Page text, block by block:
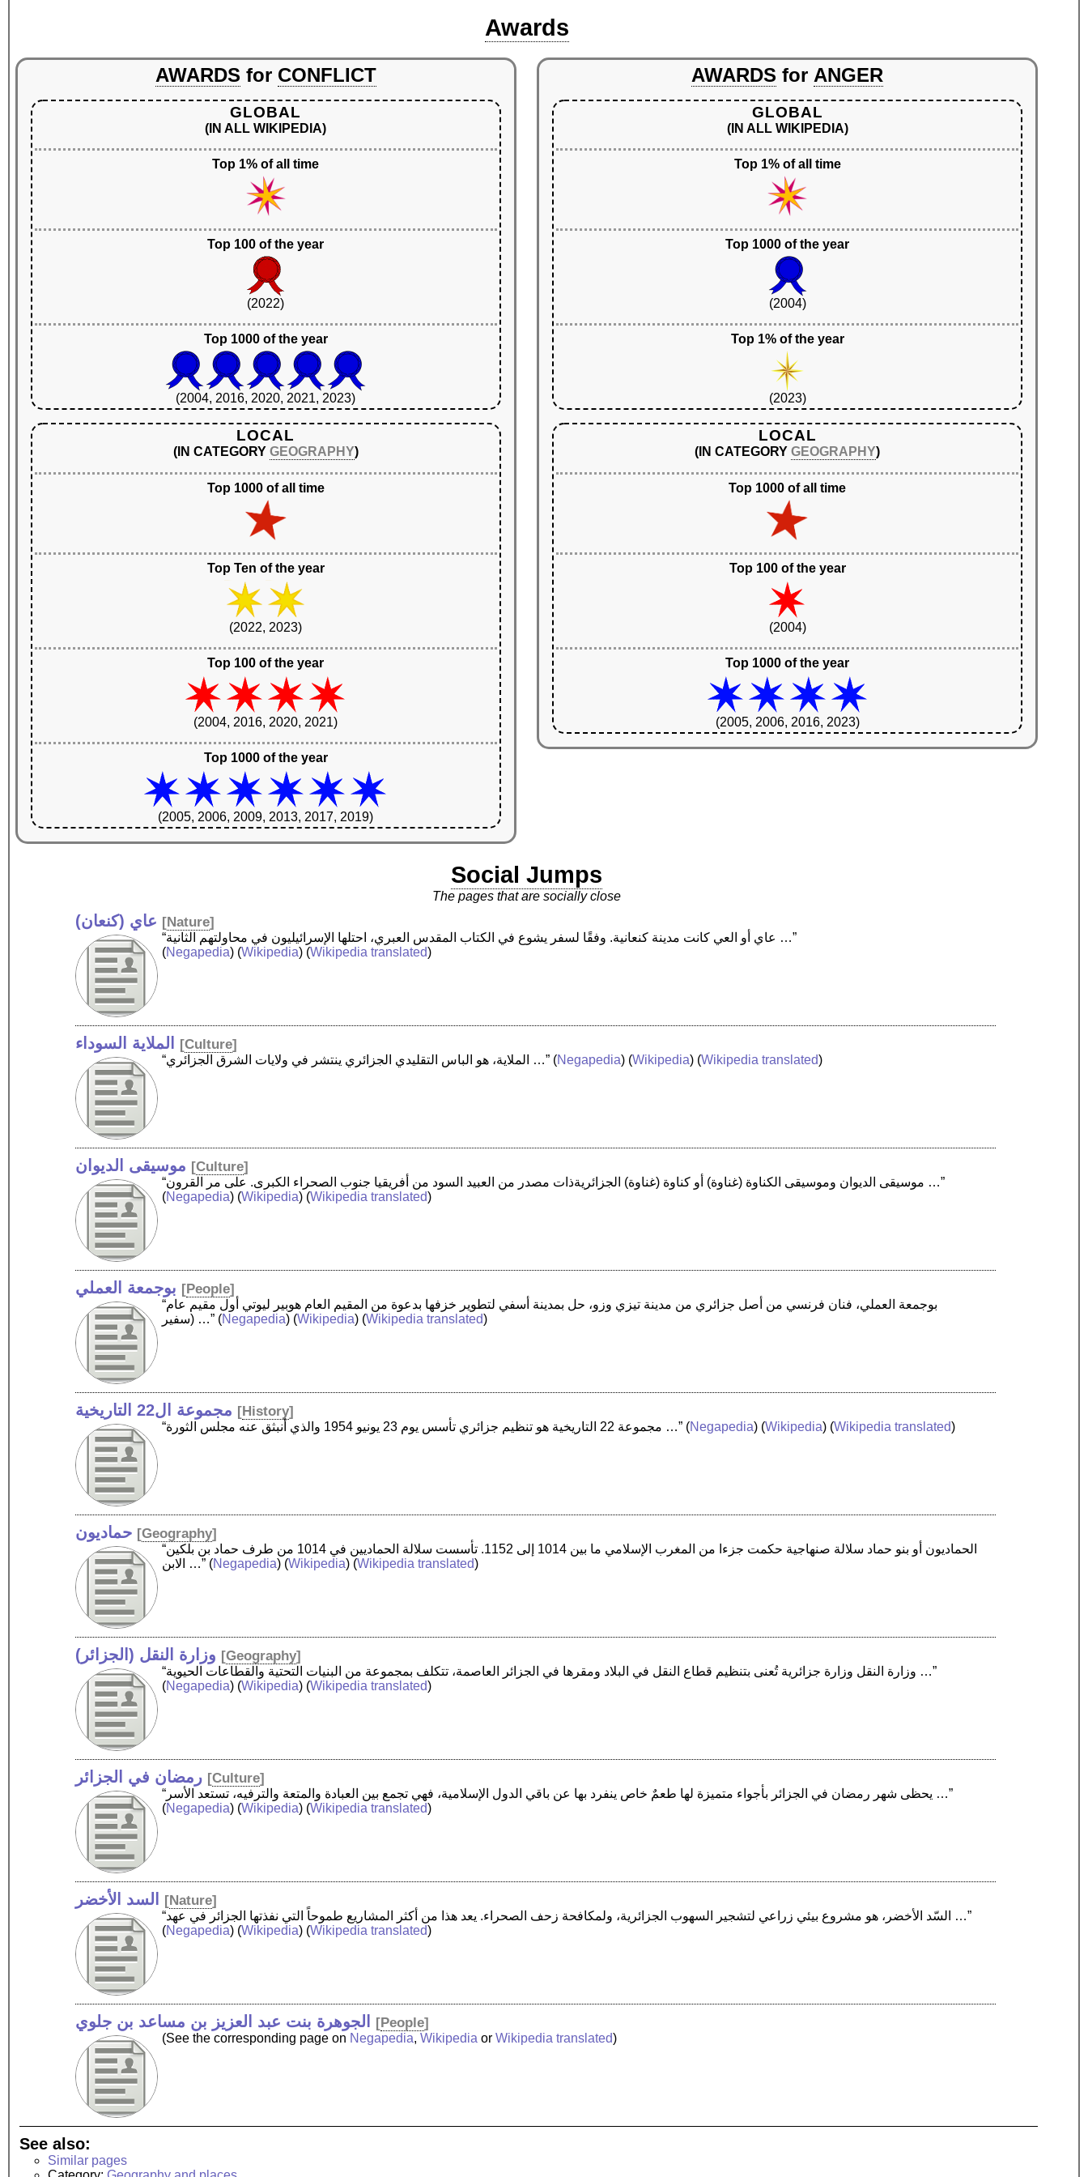
Awards
AWARDS for CONFLICT
GLOBAL
(IN ALL WIKIPEDIA)
Top 1% of all time
Top 100 of the year
(2022)
Top 1000 of the year
(2004, 2016, 2020, 2021, 2023)
LOCAL
(IN CATEGORY GEOGRAPHY)
Top 1000 of all time
Top Ten of the year
(2022, 2023)
Top 100 of the year
(2004, 2016, 2020, 2021)
Top 1000 of the year
(2005, 2006, 2009, 2013, 2017, 2019)
AWARDS for ANGER
GLOBAL
(IN ALL WIKIPEDIA)
Top 1% of all time
Top 1000 of the year
(2004)
Top 1% of the year
(2023)
LOCAL
(IN CATEGORYGEOGRAPHY)
Top 1000 of all time
Top 100 of the year
(2004)
Top 1000 of the year
(2005, 2006, 2016, 2023)
Social Jumps
The pages that are socially close
عاي (كنعان) [Nature]
“عاي أو العي كانت مدينة كنعانية. وفقًا لسفر يشوع في الكتاب المقدس العبري، احتلها الإسرائيليون في محاولتهم الثانية …”
(Negapedia) (Wikipedia) (Wikipedia translated)
الملاية السوداء [Culture]
“الملاية، هو الباس التقليدي الجزائري ينتشر في ولايات الشرق الجزائري …” (Negapedia) (Wikipedia) (Wikipedia translated)
موسيقى الديوان [Culture]
“موسيقى الديوان وموسيقى الكناوة (غناوة) أو كناوة (غناوة) الجزائريةذات مصدر من العبيد السود من أفريقيا جنوب الصحراء الكبرى. على مر القرون …”
(Negapedia) (Wikipedia) (Wikipedia translated)
بوجمعة العملي [People]
“بوجمعة العملي، فنان فرنسي من أصل جزائري من مدينة تيزي وزو، حل بمدينة أسفي لتطوير خزفها بدعوة من المقيم العام هوبير ليوتي أول مقيم عام
(سفير …” (Negapedia) (Wikipedia) (Wikipedia translated)
مجموعة ال22 التاريخية [History]
“مجموعة 22 التاريخية هو تنظيم جزائري تأسس يوم 23 يونيو 1954 والذي أنبثق عنه مجلس الثورة …” (Negapedia) (Wikipedia) (Wikipedia translated)
حماديون [Geography]
“الحماديون أو بنو حماد سلالة صنهاجية حكمت جزءا من المغرب الإسلامي ما بين 1014 إلى 1152. تأسست سلالة الحماديين في 1014 من طرف حماد بن بلكين
الابن …” (Negapedia) (Wikipedia) (Wikipedia translated)
وزارة النقل (الجزائر) [Geography]
“وزارة النقل وزارة جزائرية تُعنى بتنظيم قطاع النقل في البلاد ومقرها في الجزائر العاصمة، تتكلف بمجموعة من البنيات التحتية والقطاعات الحيوية …”
(Negapedia) (Wikipedia) (Wikipedia translated)
رمضان في الجزائر [Culture]
“يحظى شهر رمضان في الجزائر بأجواء متميزة لها طعمٌ خاص ينفرد بها عن باقي الدول الإسلامية، فهي تجمع بين العبادة والمتعة والترفيه، تستعد الأسر …”
(Negapedia) (Wikipedia) (Wikipedia translated)
السد الأخضر [Nature]
“السّد الأخضر، هو مشروع بيئي زراعي لتشجير السهوب الجزائرية، ولمكافحة زحف الصحراء. يعد هذا من أكثر المشاريع طموحاً التي نفذتها الجزائر في عهد …”
(Negapedia) (Wikipedia) (Wikipedia translated)
الجوهرة بنت عبد العزيز بن مساعد بن جلوي [People]
(See the corresponding page on Negapedia,Wikipedia orWikipedia translated)
See also:
Similar pages